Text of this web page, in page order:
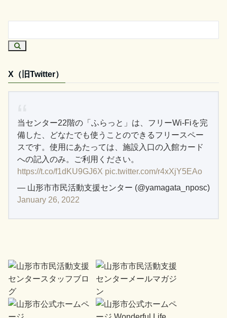
X（旧Twitter）
当センター22階の「ふらっと」は、フリーWi-Fiを完
備した、どなたでも使うことのできるフリースペー
スです。使用にあたっては、施設入口の入館カード
への記入のみ。ご利用ください。
https://t.co/f1dKU9GJ6X pic.twitter.com/r4xXjY5EAo
— 山形市市民活動支援センター (@yamagata_nposc)
January 26, 2022